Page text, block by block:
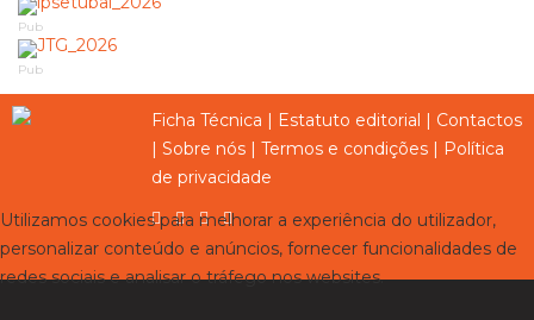
Pub
Pub
Ficha Técnica | Estatuto editorial | Contactos
| Sobre nós | Termos e condições | Política
de privacidade
Utilizamos cookies para melhorar a experiência do utilizador,
personalizar conteúdo e anúncios, fornecer funcionalidades de
redes sociais e analisar o tráfego nos websites.